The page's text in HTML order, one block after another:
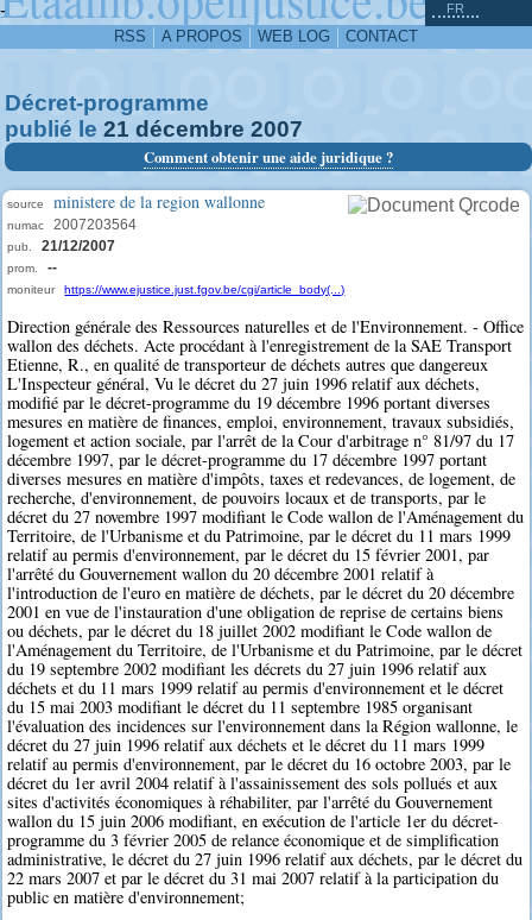
-
RSS A PROPOS WEB LOG CONTACT
FR
Décret-programme
publié le 21 décembre 2007
Comment obtenir une aide juridique ?
source ministere de la region wallonne
numac 2007203564
pub. 21/12/2007
prom. --
moniteur https://www.ejustice.just.fgov.be/cgi/article_body(...)
Direction générale des Ressources naturelles et de l'Environnement. - Office
wallon des déchets. Acte procédant à l'enregistrement de la SAE Transport
Etienne, R., en qualité de transporteur de déchets autres que dangereux
L'Inspecteur général, Vu le décret du 27 juin 1996 relatif aux déchets,
modifié par le décret-programme du 19 décembre 1996 portant diverses
mesures en matière de finances, emploi, environnement, travaux subsidiés,
logement et action sociale, par l'arrêt de la Cour d'arbitrage n° 81/97 du 17
décembre 1997, par le décret-programme du 17 décembre 1997 portant
diverses mesures en matière d'impôts, taxes et redevances, de logement, de
recherche, d'environnement, de pouvoirs locaux et de transports, par le
décret du 27 novembre 1997 modifiant le Code wallon de l'Aménagement du
Territoire, de l'Urbanisme et du Patrimoine, par le décret du 11 mars 1999
relatif au permis d'environnement, par le décret du 15 février 2001, par
l'arrêté du Gouvernement wallon du 20 décembre 2001 relatif à
l'introduction de l'euro en matière de déchets, par le décret du 20 décembre
2001 en vue de l'instauration d'une obligation de reprise de certains biens
ou déchets, par le décret du 18 juillet 2002 modifiant le Code wallon de
l'Aménagement du Territoire, de l'Urbanisme et du Patrimoine, par le décret
du 19 septembre 2002 modifiant les décrets du 27 juin 1996 relatif aux
déchets et du 11 mars 1999 relatif au permis d'environnement et le décret
du 15 mai 2003 modifiant le décret du 11 septembre 1985 organisant
l'évaluation des incidences sur l'environnement dans la Région wallonne, le
décret du 27 juin 1996 relatif aux déchets et le décret du 11 mars 1999
relatif au permis d'environnement, par le décret du 16 octobre 2003, par le
décret du 1er avril 2004 relatif à l'assainissement des sols pollués et aux
sites d'activités économiques à réhabiliter, par l'arrêté du Gouvernement
wallon du 15 juin 2006 modifiant, en exécution de l'article 1er du décret-
programme du 3 février 2005 de relance économique et de simplification
administrative, le décret du 27 juin 1996 relatif aux déchets, par le décret du
22 mars 2007 et par le décret du 31 mai 2007 relatif à la participation du
public en matière d'environnement;
^